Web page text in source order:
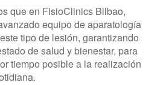
que en FisioClinics Bilbao,
equipo de aparatología
tipo de lesión, garantizando
de salud y bienestar, para
tiempo posible a la realización